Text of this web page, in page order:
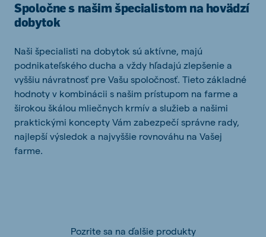
Spoločne s našim špecialistom na hovädzí
dobytok
Naši špecialisti na dobytok sú aktívne, majú
podnikateľského ducha a vždy hľadajú zlepšenie a
vyššiu návratnosť pre Vašu spoločnosť. Tieto základné
hodnoty v kombinácii s našim prístupom na farme a
širokou škálou mliečnych krmív a služieb a našimi
praktickými koncepty Vám zabezpečí správne rady,
najlepší výsledok a najvyššie rovnováhu na Vašej
farme.
Pozrite sa na ďalšie produkty